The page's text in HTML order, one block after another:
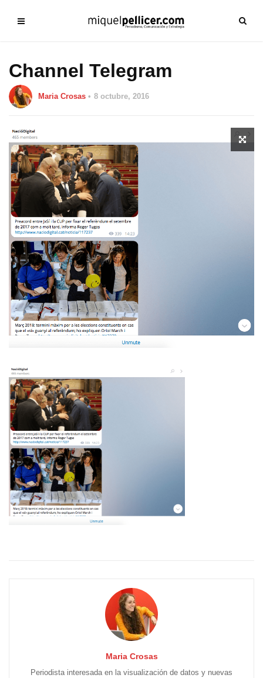
Channel Telegram
Maria Crosas 8 octubre, 2016
Maria Crosas
Periodista interesada en la visualización de datos y nuevas